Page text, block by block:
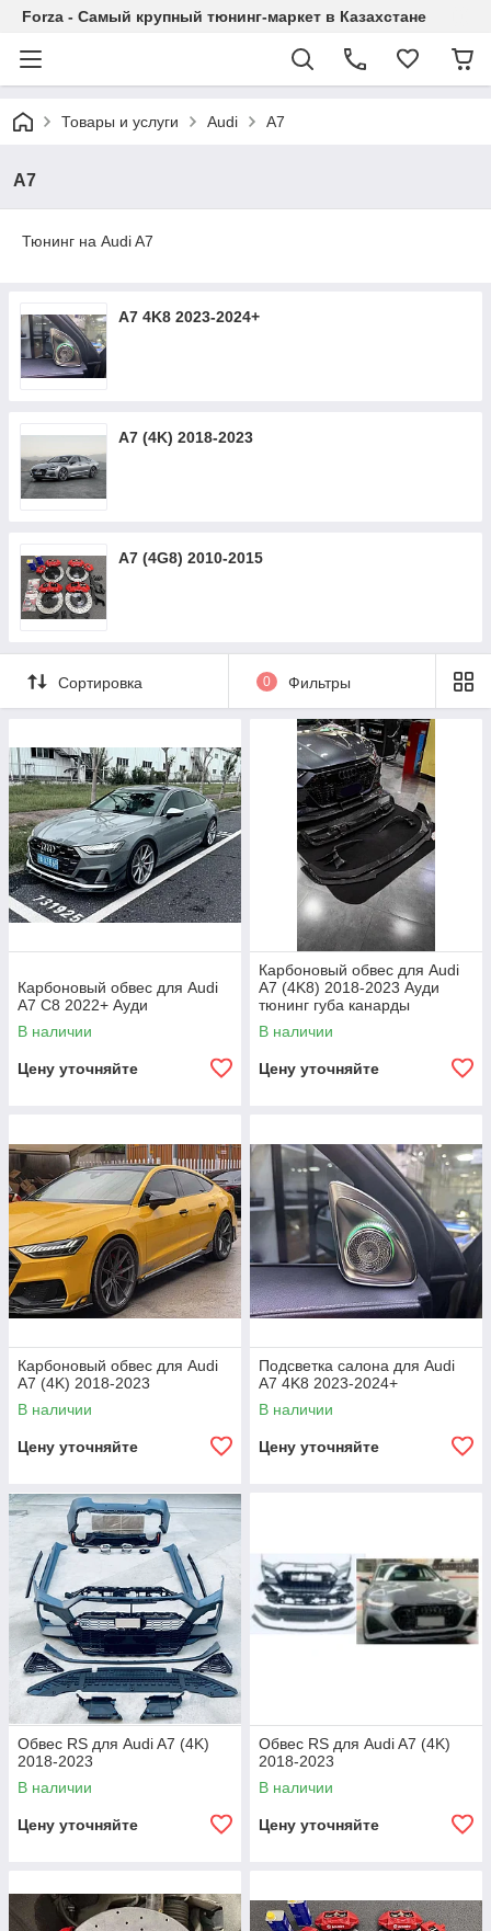
Forza - Самый крупный тюнинг-маркет в Казахстане
Товары и услуги Audi A7
A7
Тюнинг на Audi A7
A7 4K8 2023-2024+
A7 (4K) 2018-2023
A7 (4G8) 2010-2015
Сортировка 0 Фильтры
Карбоновый обвес для Audi
A7 C8 2022+ Ауди
В наличии
Цену уточняйте
Карбоновый обвес для Audi
A7 (4K8) 2018-2023 Ауди
тюнинг губа канарды
диффузор
В наличии
Цену уточняйте
Карбоновый обвес для Audi
A7 (4K) 2018-2023
В наличии
Цену уточняйте
Подсветка салона для Audi
A7 4K8 2023-2024+
В наличии
Цену уточняйте
Обвес RS для Audi A7 (4K)
2018-2023
В наличии
Цену уточняйте
Обвес RS для Audi A7 (4K)
2018-2023
В наличии
Цену уточняйте